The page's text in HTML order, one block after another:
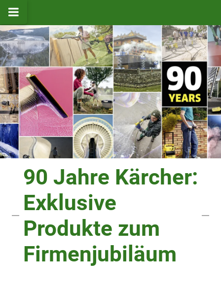
90 Jahre Kärcher:
Exklusive
Produkte zum
Firmenjubiläum